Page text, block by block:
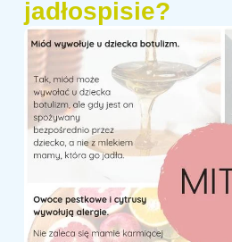
jadłospisie?